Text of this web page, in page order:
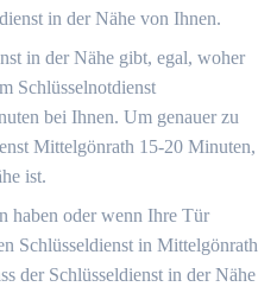
in der Nähe von Ihnen.
in der Nähe gibt, egal, woher
Schlüsselnotdienst
bei Ihnen. Um genauer zu
Mittelgönrath 15-20 Minuten,
ist.
haben oder wenn Ihre Tür
Schlüsseldienst in Mittelgönrath
der Schlüsseldienst in der Nähe